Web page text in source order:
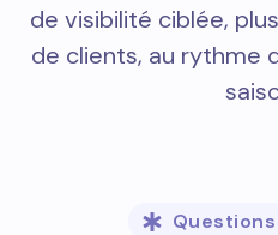
de visibilité ciblée,
de clients, au rythme